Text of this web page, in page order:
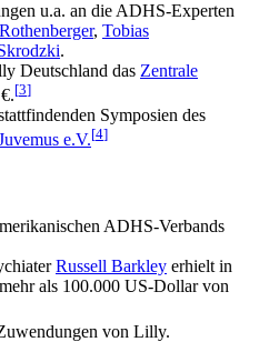
u.a. an die ADHS-Experten
, Tobias
.
Deutschland das Zentrale
[3]
Symposien des
e.V.[4]
ADHS-Verbands
Russell Barkley erhielt in
als 100.000 US-Dollar von
von Lilly.